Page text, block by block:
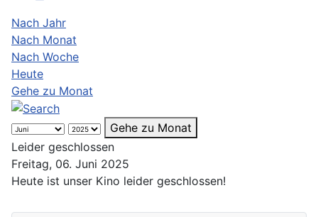
Nach Jahr
Nach Monat
Nach Woche
Heute
Gehe zu Monat
Gehe zu Monat
Leider geschlossen
Freitag, 06. Juni 2025
Heute ist unser Kino leider geschlossen!